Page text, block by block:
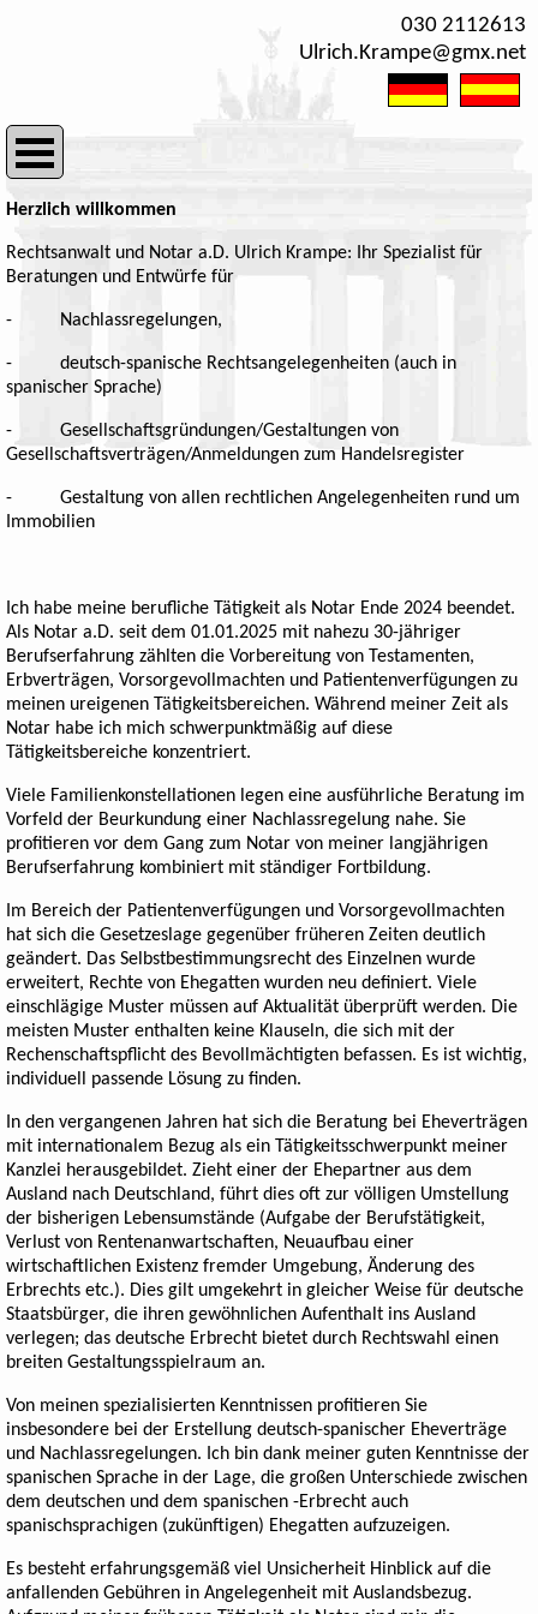
030 2112613
Ulrich.Krampe@gmx.net
Herzlich willkommen
Rechtsanwalt und Notar a.D. Ulrich Krampe: Ihr Spezialist für
Beratungen und Entwürfe für
- Nachlassregelungen,
- deutsch-spanische Rechtsangelegenheiten (auch in
spanischer Sprache)
- Gesellschaftsgründungen/Gestaltungen von
Gesellschaftsverträgen/Anmeldungen zum Handelsregister
- Gestaltung von allen rechtlichen Angelegenheiten rund um
Immobilien
Ich habe meine berufliche Tätigkeit als Notar Ende 2024 beendet.
Als Notar a.D. seit dem 01.01.2025 mit nahezu 30-jähriger
Berufserfahrung zählten die Vorbereitung von Testamenten,
Erbverträgen, Vorsorgevollmachten und Patientenverfügungen zu
meinen ureigenen Tätigkeitsbereichen. Während meiner Zeit als
Notar habe ich mich schwerpunktmäßig auf diese
Tätigkeitsbereiche konzentriert.
Viele Familienkonstellationen legen eine ausführliche Beratung im
Vorfeld der Beurkundung einer Nachlassregelung nahe. Sie
profitieren vor dem Gang zum Notar von meiner langjährigen
Berufserfahrung kombiniert mit ständiger Fortbildung.
Im Bereich der Patientenverfügungen und Vorsorgevollmachten
hat sich die Gesetzeslage gegenüber früheren Zeiten deutlich
geändert. Das Selbstbestimmungsrecht des Einzelnen wurde
erweitert, Rechte von Ehegatten wurden neu definiert. Viele
einschlägige Muster müssen auf Aktualität überprüft werden. Die
meisten Muster enthalten keine Klauseln, die sich mit der
Rechenschaftspflicht des Bevollmächtigten befassen. Es ist wichtig,
individuell passende Lösung zu finden.
In den vergangenen Jahren hat sich die Beratung bei Eheverträgen
mit internationalem Bezug als ein Tätigkeitsschwerpunkt meiner
Kanzlei herausgebildet. Zieht einer der Ehepartner aus dem
Ausland nach Deutschland, führt dies oft zur völligen Umstellung
der bisherigen Lebensumstände (Aufgabe der Berufstätigkeit,
Verlust von Rentenanwartschaften, Neuaufbau einer
wirtschaftlichen Existenz fremder Umgebung, Änderung des
Erbrechts etc.). Dies gilt umgekehrt in gleicher Weise für deutsche
Staatsbürger, die ihren gewöhnlichen Aufenthalt ins Ausland
verlegen; das deutsche Erbrecht bietet durch Rechtswahl einen
breiten Gestaltungsspielraum an.
Von meinen spezialisierten Kenntnissen profitieren Sie
insbesondere bei der Erstellung deutsch-spanischer Eheverträge
und Nachlassregelungen. Ich bin dank meiner guten Kenntnisse der
spanischen Sprache in der Lage, die großen Unterschiede zwischen
dem deutschen und dem spanischen -Erbrecht auch
spanischsprachigen (zukünftigen) Ehegatten aufzuzeigen.
Es besteht erfahrungsgemäß viel Unsicherheit Hinblick auf die
anfallenden Gebühren in Angelegenheit mit Auslandsbezug.